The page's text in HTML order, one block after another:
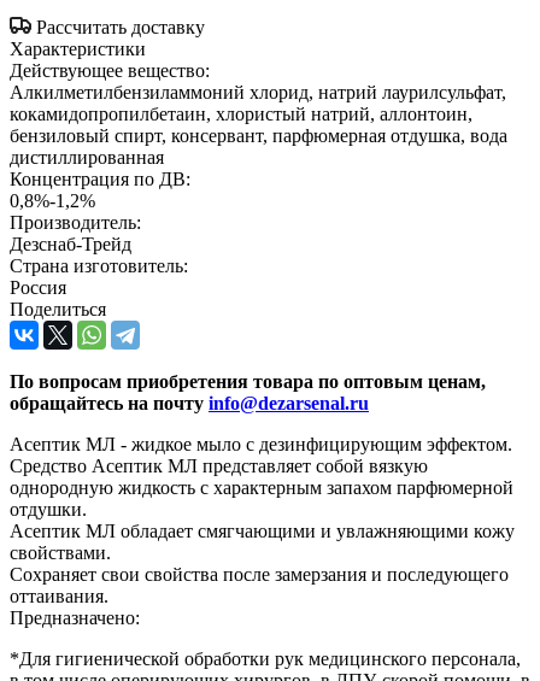
Рассчитать доставку
Характеристики
Действующее вещество:
Алкилметилбензиламмоний хлорид, натрий лаурилсульфат,
кокамидопропилбетаин, хлористый натрий, аллонтоин,
бензиловый спирт, консервант, парфюмерная отдушка, вода
дистиллированная
Концентрация по ДВ:
0,8%-1,2%
Производитель:
Дезснаб-Трейд
Страна изготовитель:
Россия
Поделиться
По вопросам приобретения товара по оптовым ценам,
обращайтесь на почту info@dezarsenal.ru
Асептик МЛ - жидкое мыло с дезинфицирующим эффектом.
Средство Асептик МЛ представляет собой вязкую
однородную жидкость с характерным запахом парфюмерной
отдушки.
Асептик МЛ обладает смягчающими и увлажняющими кожу
свойствами.
Сохраняет свои свойства после замерзания и последующего
оттаивания.
Предназначено:
*Для гигиенической обработки рук медицинского персонала,